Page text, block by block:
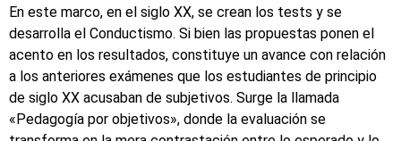
En este marco, en el siglo XX, se crean los tests y se
desarrolla el Conductismo. Si bien las propuestas ponen el
acento en los resultados, constituye un avance con relación
a los anteriores exámenes que los estudiantes de principio
de siglo XX acusaban de subjetivos. Surge la llamada
«Pedagogía por objetivos», donde la evaluación se